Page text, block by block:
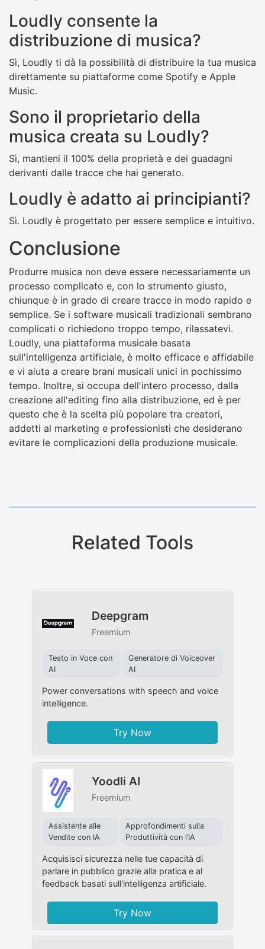
Loudly consente la
distribuzione di musica?
Sì, Loudly ti dà la possibilità di distribuire la tua musica
direttamente su piattaforme come Spotify e Apple
Music.
Sono il proprietario della
musica creata su Loudly?
Sì, mantieni il 100% della proprietà e dei guadagni
derivanti dalle tracce che hai generato.
Loudly è adatto ai principianti?
Sì. Loudly è progettato per essere semplice e intuitivo.
Conclusione
Produrre musica non deve essere necessariamente un
processo complicato e, con lo strumento giusto,
chiunque è in grado di creare tracce in modo rapido e
semplice. Se i software musicali tradizionali sembrano
complicati o richiedono troppo tempo, rilassatevi.
Loudly, una piattaforma musicale basata
sull'intelligenza artificiale, è molto efficace e affidabile
e vi aiuta a creare brani musicali unici in pochissimo
tempo. Inoltre, si occupa dell'intero processo, dalla
creazione all'editing fino alla distribuzione, ed è per
questo che è la scelta più popolare tra creatori,
addetti al marketing e professionisti che desiderano
evitare le complicazioni della produzione musicale.
Related Tools
Deepgram
Freemium
Testo in Voce con
AI
Generatore di Voiceover
AI
Power conversations with speech and voice
intelligence.
Try Now
Yoodli AI
Freemium
Assistente alle
Vendite con IA
Approfondimenti sulla
Produttività con l’IA
Acquisisci sicurezza nelle tue capacità di
parlare in pubblico grazie alla pratica e al
feedback basati sull'intelligenza artificiale.
Try Now